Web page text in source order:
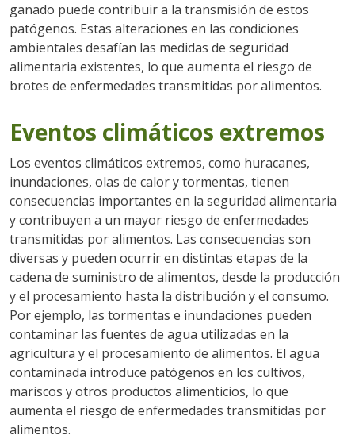
ganado puede contribuir a la transmisión de estos
patógenos. Estas alteraciones en las condiciones
ambientales desafían las medidas de seguridad
alimentaria existentes, lo que aumenta el riesgo de
brotes de enfermedades transmitidas por alimentos.
Eventos climáticos extremos
Los eventos climáticos extremos, como huracanes,
inundaciones, olas de calor y tormentas, tienen
consecuencias importantes en la seguridad alimentaria
y contribuyen a un mayor riesgo de enfermedades
transmitidas por alimentos. Las consecuencias son
diversas y pueden ocurrir en distintas etapas de la
cadena de suministro de alimentos, desde la producción
y el procesamiento hasta la distribución y el consumo.
Por ejemplo, las tormentas e inundaciones pueden
contaminar las fuentes de agua utilizadas en la
agricultura y el procesamiento de alimentos. El agua
contaminada introduce patógenos en los cultivos,
mariscos y otros productos alimenticios, lo que
aumenta el riesgo de enfermedades transmitidas por
alimentos.